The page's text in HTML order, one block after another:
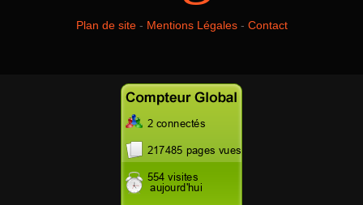
Plan de site- Mentions Légales- Contact